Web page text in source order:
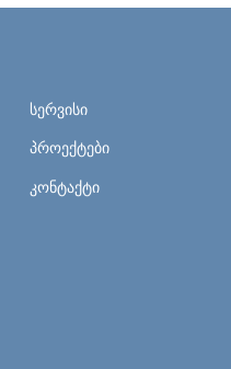
სერვისი
პროექტები
კონტაქტი